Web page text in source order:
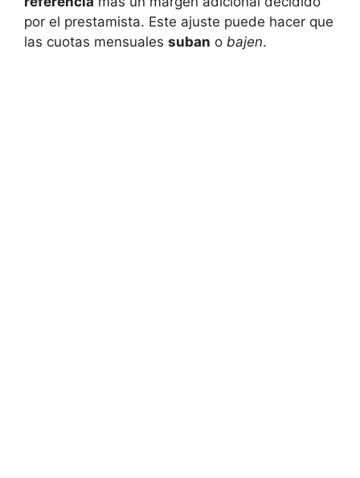
por el prestamista. Este ajuste puede hacer que
las cuotas mensuales suban o bajen.